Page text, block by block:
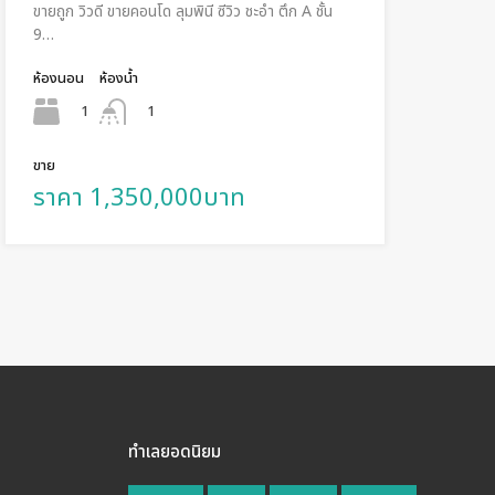
ขายถูก วิวดี ขายคอนโด ลุมพินี ซีวิว ชะอำ ตึก A ชั้น
9…
ห้องนอน
1
ห้องน้ำ
1
ขาย
ราคา 1,350,000บาท
ทำเลยอดนิยม